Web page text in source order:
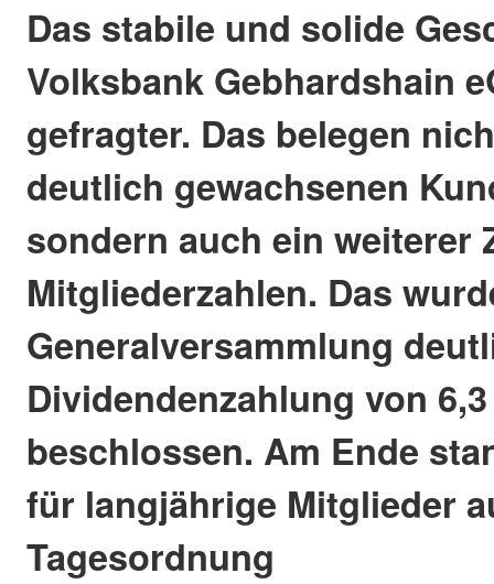
Das stabile und solide
Volksbank Gebhardshain
gefragter. Das belegen
deutlich gewachsenen
sondern auch ein weiterer
Mitgliederzahlen. Das
Generalversammlung
Dividendenzahlung von
beschlossen. Am Ende
für langjährige Mitglieder
Tagesordnung